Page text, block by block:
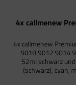
4x callmenew
4x callmenew
9010 9012 9014
52ml schwarz
(schwarz), cyan,